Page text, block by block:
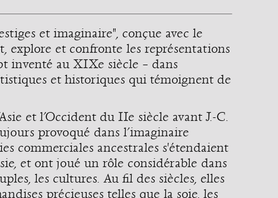
et imaginaire", conçue avec le
explore et confronte les représentations
inventé au XIXe siècle – dans
et historiques qui témoignent de
et l’Occident du IIe siècle avant J.-C.
provoqué dans l’imaginaire
commerciales ancestrales s'étendaient
et ont joué un rôle considérable dans
les cultures. Au fil des siècles, elles
précieuses telles que la soie, les